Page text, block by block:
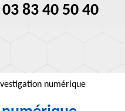
03 83 40 50 40
numérique